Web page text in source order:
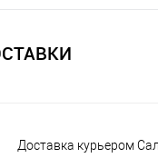
Доставка курьером